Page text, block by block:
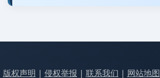
版权声明 | 侵权举报 | 联系我们 | 网站地图